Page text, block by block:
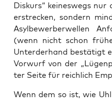
Dis­kurs“ kei­nes­wegs nur
erstre­cken, son­dern
Asyl­be­wer­ber­wel­len
(wenn nicht schon
Unter­der­hand bestä­tigt
Vor­wurf von der
ter Sei­te für reich­lich
Wenn dem so ist, wie